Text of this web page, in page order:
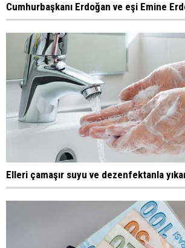
Cumhurbaşkanı Erdoğan ve eşi Emine
Elleri çamaşır suyu ve dezenfektanla